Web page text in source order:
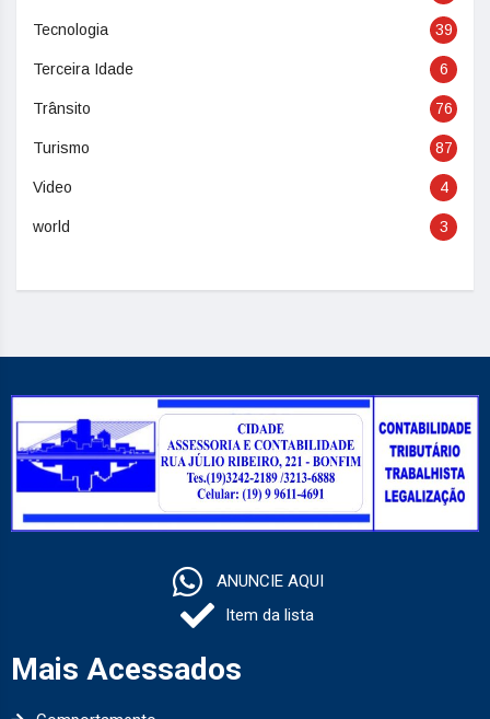
Tecnologia 39
Terceira Idade 6
Trânsito 76
Turismo 87
Video 4
world 3
ANUNCIE AQUI
Item da lista
Mais Acessados